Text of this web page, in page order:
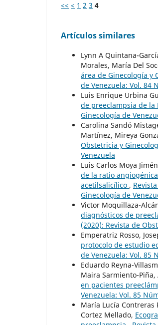
<< < 1 2 3 4
Artículos similares
Lynn A Quintana-
Morales, María Del
área de Ginecología y
de Venezuela: Vol. 84
Luis Enrique Urbina
de preeclampsia de
Ginecología de
Carolina Sandó
Martínez, Mireya
Obstetricia y
Venezuela
Luis Carlos Moya
de la ratio
acetilsalicílico ,
Ginecología de
Victor Moquillaza-
diagnósticos de
(2020): Revista de
Emperatriz Rosso,
protocolo de estudio
de Venezuela: Vol. 85
Eduardo Reyna-
Maira Sarmiento-
en pacientes
Venezuela: Vol. 85
María Lucía Contreras
Cortez Mellado,